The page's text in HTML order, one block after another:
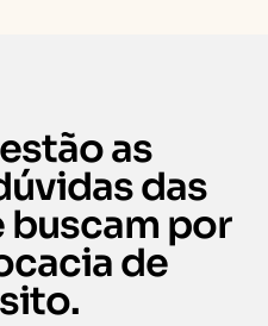
as
das
buscam por
de